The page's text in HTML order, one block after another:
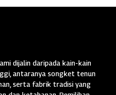
dijalin daripada kain-kain
antaranya songket tenun
serta fabrik tradisi yang